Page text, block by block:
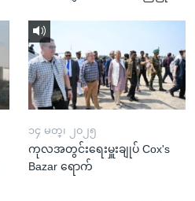
၁၄ မတ္၊ ၂၀၂၅
ကုလအတွင်းရေးမှူးချုပ် Cox's
Bazar ရောက်